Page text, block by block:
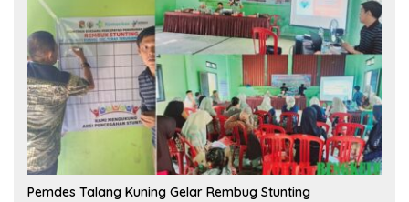
Pemdes Talang Kuning Gelar Rembug Stunting